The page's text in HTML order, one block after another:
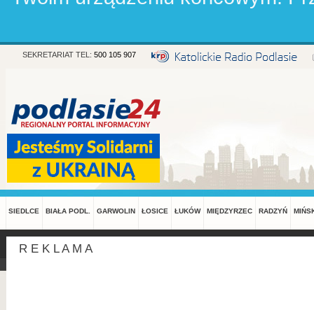
SEKRETARIAT TEL: 500 105 907
SIEDLCE BIAŁA PODL. GARWOLIN ŁOSICE ŁUKÓW MIĘDZYRZEC RADZYŃ
R E K L A M A